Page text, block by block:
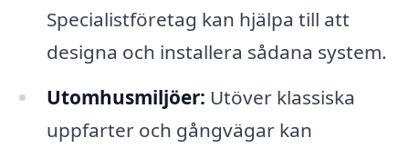
Specialistföretag kan hjälpa till att
designa och installera sådana system.
Utomhusmiljöer: Utöver klassiska
uppfarter och gångvägar kan